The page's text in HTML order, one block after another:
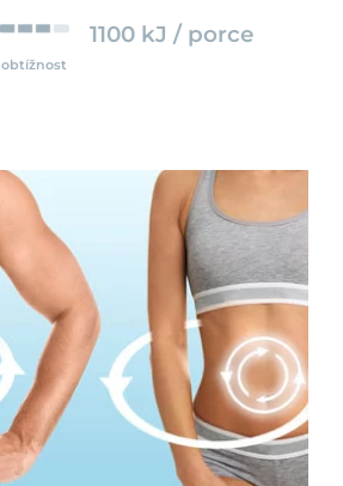
obtížnost
1100 kJ / porce